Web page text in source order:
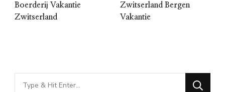
Boerderij Vakantie
Zwitserland
Zwitserland Bergen
Vakantie
Looking